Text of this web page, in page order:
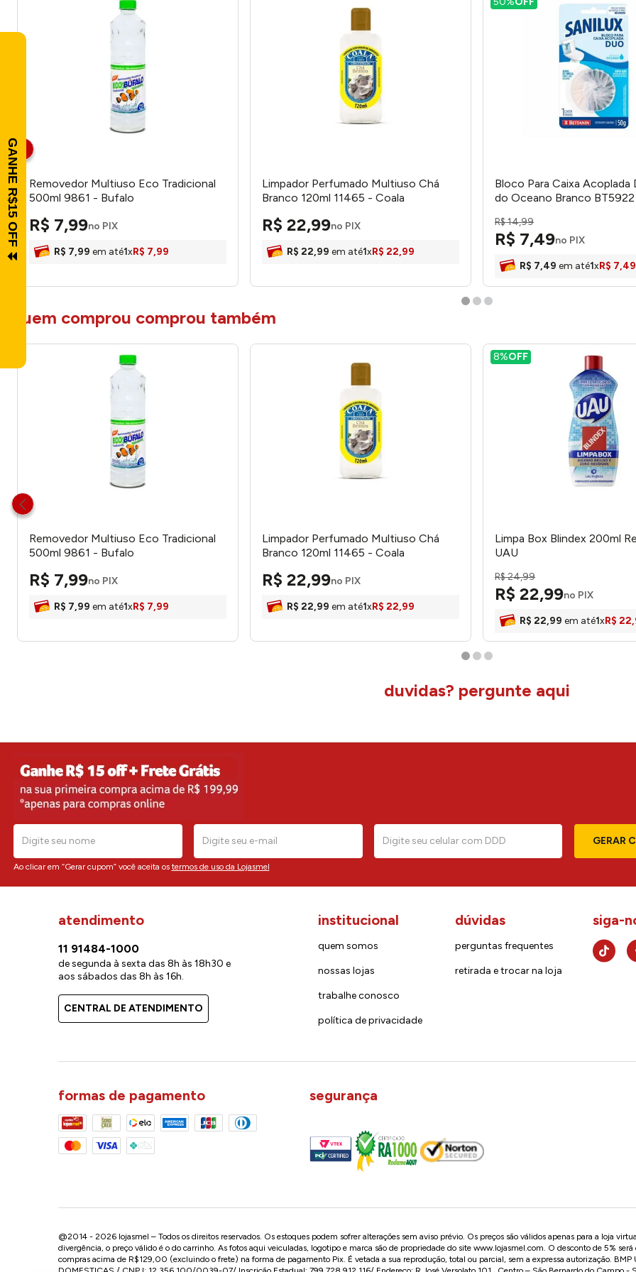
Removedor Multiuso Eco Tradicional
500ml 9861 - Bufalo
R$ 7,99no PIX
R$ 7,99 em até1xR$ 7,99
Limpador Perfumado Multiuso Chá
Branco 120ml 11465 - Coala
R$ 22,99no PIX
R$ 22,99 em até1xR$ 22,99
Bloco Para Caixa Acoplada
do Oceano Branco BT5922
R$14,99
R$ 7,49no PIX
R$ 7,49 em até1xR$ 7,49
quem comprou comprou também
Removedor Multiuso Eco Tradicional
500ml 9861 - Bufalo
R$ 7,99no PIX
R$ 7,99 em até1xR$ 7,99
Limpador Perfumado Multiuso Chá
Branco 120ml 11465 - Coala
R$ 22,99no PIX
R$ 22,99 em até1xR$ 22,99
8%OFF
Limpa Box Blindex 200ml
UAU
R$24,99
R$ 22,99no PIX
R$ 22,99 em até1xR$ 22,
duvidas? pergunte aqui
GERAR
Ao clicar em “Gerar cupom” você aceita os termos de uso da Lojasmel
atendimento
11 91484-1000
de segunda à sexta das 8h às 18h30 e
aos sábados das 8h às 16h.
CENTRAL DE ATENDIMENTO
institucional
quem somos
nossas lojas
trabalhe conosco
política de privacidade
dúvidas
perguntas frequentes
retirada e trocar na loja
siga-
formas de pagamento segurança
@2014 - 2026 lojasmel – Todos os direitos reservados. Os estoques podem sofrer alterações sem aviso prévio. Os preços são válidos apenas para a loja
divergência, o preço válido é o do carrinho. As fotos aqui veiculadas, logotipo e marca são de propriedade do site www.lojasmel.com. O desconto de 5%
compras acima de R$129,00 (excluindo o frete) na forma de pagamento Pix. É vetada a sua reprodução, total ou parcial, sem a expressa autorização. BMP